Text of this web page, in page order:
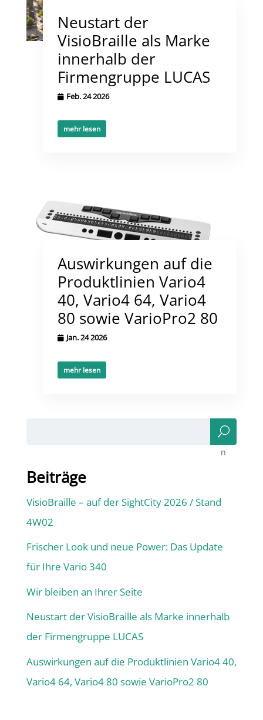
Neustart der
VisioBraille als Marke
innerhalb der
Firmengruppe LUCAS
Feb. 24 2026
mehr lesen
Auswirkungen auf die
Produktlinien Vario4
40, Vario4 64, Vario4
80 sowie VarioPro2 80
Jan. 24 2026
mehr lesen
Suc
he
n
Beiträge
VisioBraille – auf der SightCity 2026 / Stand
4W02
Frischer Look und neue Power: Das Update
für Ihre Vario 340
Wir bleiben an Ihrer Seite
Neustart der VisioBraille als Marke innerhalb
der Firmengruppe LUCAS
Auswirkungen auf die Produktlinien Vario4 40,
Vario4 64, Vario4 80 sowie VarioPro2 80